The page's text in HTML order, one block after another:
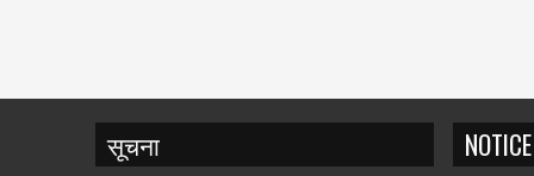
सूचना NOTICE